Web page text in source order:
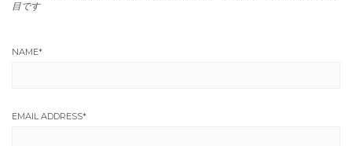
目です
NAME*
EMAIL ADDRESS*